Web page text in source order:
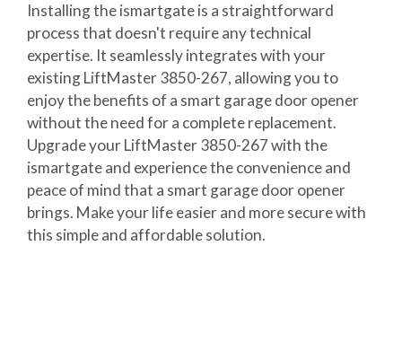
Installing the ismartgate is a straightforward
process that doesn't require any technical
expertise. It seamlessly integrates with your
existing LiftMaster 3850-267, allowing you to
enjoy the benefits of a smart garage door opener
without the need for a complete replacement.
Upgrade your LiftMaster 3850-267 with the
ismartgate and experience the convenience and
peace of mind that a smart garage door opener
brings. Make your life easier and more secure with
this simple and affordable solution.